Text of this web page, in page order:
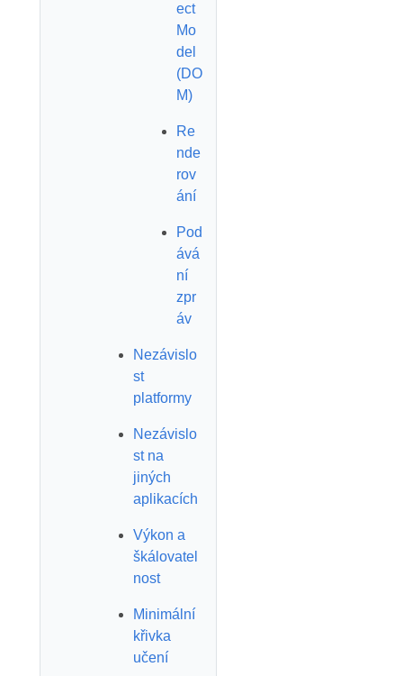
ect
Mo
del
(DO
M)
Re
nde
rov
ání
Pod
ává
ní
zpr
áv
Nezávislo
st
platformy
Nezávislo
st na
jiných
aplikacích
Výkon a
škálovatel
nost
Minimální
křivka
učení